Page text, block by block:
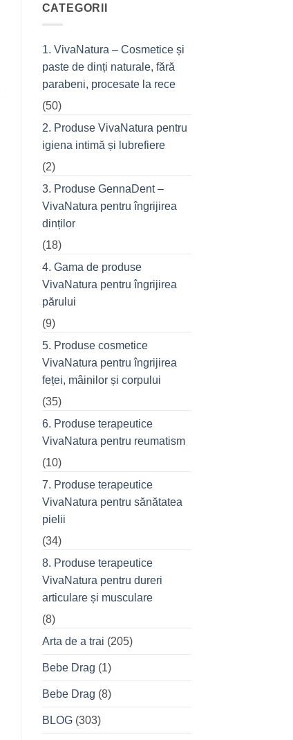
VivaCalm
Fitness
de
care
refuză
prietenii
în
oraș
CATEGORII
1. VivaNatura – Cosmetice și
paste de dinți naturale, fără
parabeni, procesate la rece
(50)
2. Produse VivaNatura pentru
igiena intimă și lubrefiere
(2)
3. Produse GennaDent –
VivaNatura pentru îngrijirea
dinților
(18)
4. Gama de produse
VivaNatura pentru îngrijirea
părului
(9)
5. Produse cosmetice
VivaNatura pentru îngrijirea
feței, mâinilor și corpului
(35)
6. Produse terapeutice
VivaNatura pentru reumatism
(10)
7. Produse terapeutice
VivaNatura pentru sănătatea
pielii
(34)
8. Produse terapeutice
VivaNatura pentru dureri
articulare și musculare
(8)
Arta de a trai (205)
Bebe Drag (1)
Bebe Drag (8)
BLOG(303)